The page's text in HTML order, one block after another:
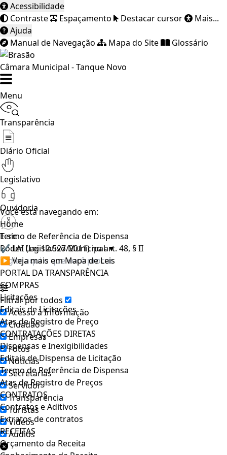
Acessibilidade
Contraste
Espaçamento Destacar cursor
Mais...
Ajuda
Manual de Navegação
Mapa do Site Glossário
Câmara Municipal - Tanque Novo
Menu
Transparência
Diário Oficial
Legislativo
Ouvidoria
E-sic
Poder Legislativo Municipal▼
Filtrar por todos
Acesso à Informação
Cidadão
Empresas
Fotos
Notícias
Secretarias
Servidor
Transparência
Turistas
Videos
Áudios
Você está navegando em:
Home
Termo de Referência de Dispensa
✔ LAI (Lei 12.527/2011) no art. 48, § II
▶ Veja mais em Mapa de Leis
PORTAL DA TRANSPARÊNCIA
COMPRAS
Licitações
Editais de Licitações
Atas de Registro de Preço
CONTRATAÇÕES DIRETAS
Dispensas e Inexigibilidades
Editais de Dispensa de Licitação
Termo de Referência de Dispensa
Atas de Registro de Preços
CONTRATOS
Contratos e Aditivos
Extratos de contratos
RECEITAS
Orçamento da Receita